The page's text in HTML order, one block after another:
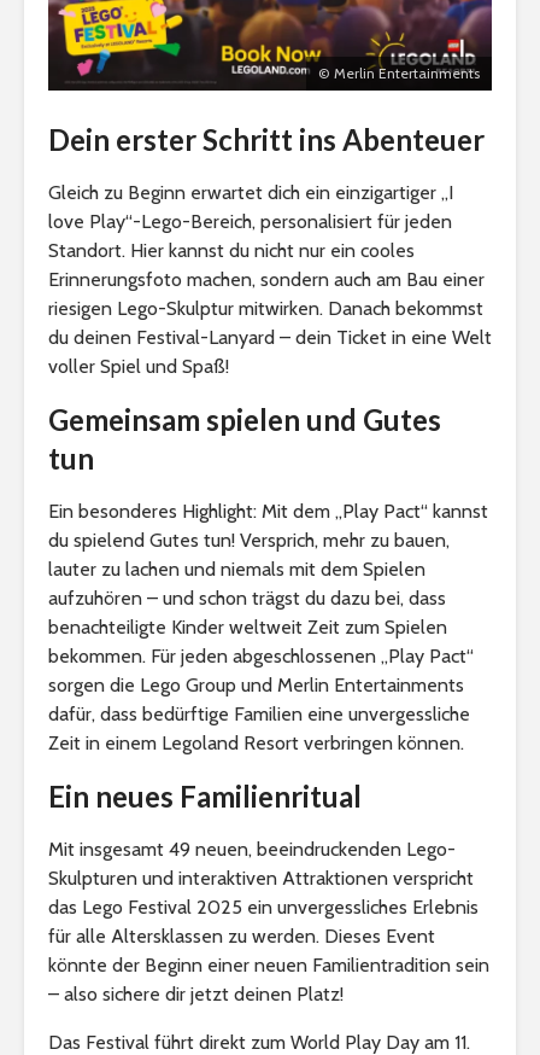
© Merlin Entertainments
Dein erster Schritt ins Abenteuer
Gleich zu Beginn erwartet dich ein einzigartiger „I
love Play“-Lego-Bereich, personalisiert für jeden
Standort. Hier kannst du nicht nur ein cooles
Erinnerungsfoto machen, sondern auch am Bau einer
riesigen Lego-Skulptur mitwirken. Danach bekommst
du deinen Festival-Lanyard – dein Ticket in eine Welt
voller Spiel und Spaß!
Gemeinsam spielen und Gutes
tun
Ein besonderes Highlight: Mit dem „Play Pact“ kannst
du spielend Gutes tun! Versprich, mehr zu bauen,
lauter zu lachen und niemals mit dem Spielen
aufzuhören – und schon trägst du dazu bei, dass
benachteiligte Kinder weltweit Zeit zum Spielen
bekommen. Für jeden abgeschlossenen „Play Pact“
sorgen die Lego Group und Merlin Entertainments
dafür, dass bedürftige Familien eine unvergessliche
Zeit in einem Legoland Resort verbringen können.
Ein neues Familienritual
Mit insgesamt 49 neuen, beeindruckenden Lego-
Skulpturen und interaktiven Attraktionen verspricht
das Lego Festival 2025 ein unvergessliches Erlebnis
für alle Altersklassen zu werden. Dieses Event
könnte der Beginn einer neuen Familientradition sein
– also sichere dir jetzt deinen Platz!
Das Festival führt direkt zum World Play Day am 11.